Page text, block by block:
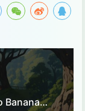
谷歌发布新一代图像生成模型 Nano Banana Pro